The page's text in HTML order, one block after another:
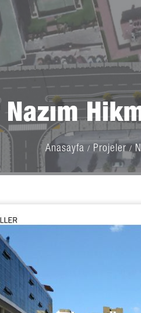
Nazım
Anasayfa Projeler